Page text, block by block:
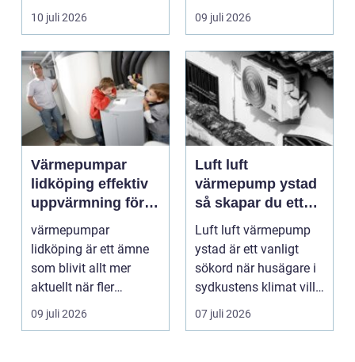
10 juli 2026
varum...
09 juli 2026
Värmepumpar
lidköping effektiv
uppvärmning för
hus och
fastigheter
värmepumpar
lidköping är ett ämne
som blivit allt mer
aktuellt när fler
fastighetsägare vill
kombine...
09 juli 2026
Luft luft
värmepump ystad
så skapar du ett
behagligt
inomhusklimat
Året om
Luft luft värmepump
ystad är ett vanligt
sökord när husägare i
sydkustens klimat vill
hitta ett smar...
07 juli 2026